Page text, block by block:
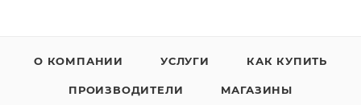
О КОМПАНИИ УСЛУГИ КАК КУПИТЬ
ПРОИЗВОДИТЕЛИ МАГАЗИНЫ